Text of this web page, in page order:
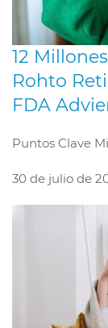
12
Rohto
FDA
Puntos Clave
30 de julio de